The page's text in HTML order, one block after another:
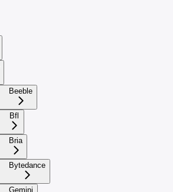
Beeble
Bfl
Bria
Bytedance
Gemini